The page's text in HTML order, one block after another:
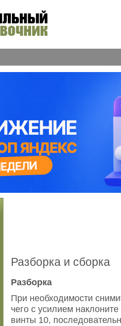
Разборка и сборка
Разборка
При необходимости
чего с усилием
винты 10,